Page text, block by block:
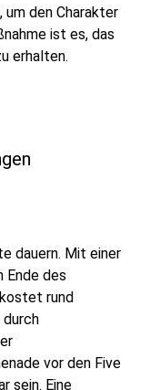
den Charakter
ist es, das
erhalten.
dauern. Mit einer
Ende des
rund
durch
vor den Five
sein. Eine